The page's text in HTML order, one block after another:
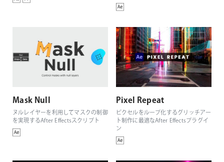
Mask Null
ヌルレイヤーを利用してマスクの制御
を実現するAfter Effectsスクリプト
Pixel Repeat
ピクセルをループ化するグリッチアー
ト制作に最適なAfter Effectsプラグイ
ン